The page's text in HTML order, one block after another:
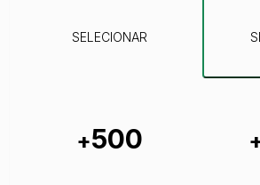
SELECIONAR
+500